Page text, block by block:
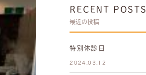
RECENT POSTS
最近の投稿
特別休診日
2024.03.12